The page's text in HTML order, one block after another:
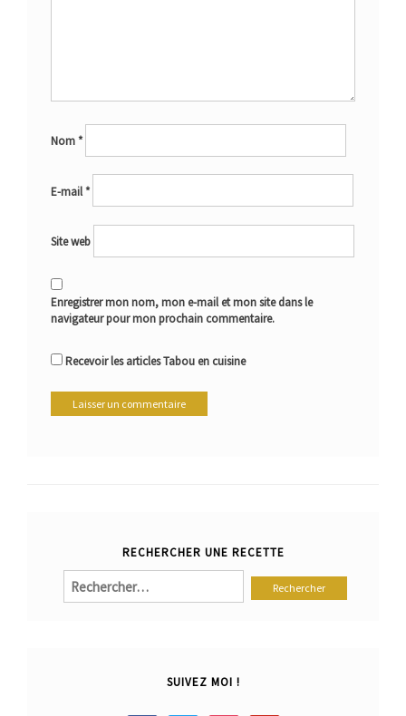
Nom*
E-mail*
Site web
Enregistrer mon nom, mon e-mail et mon site dans le
navigateur pour mon prochain commentaire.
Recevoir les articles Tabou en cuisine
RECHERCHER UNE RECETTE
Rechercher :
SUIVEZ MOI !